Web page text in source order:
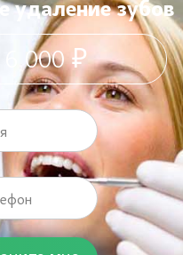
удаление зубов
6 000 ₽